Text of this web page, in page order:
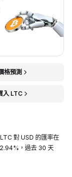
格預測
入 LTC
對 USD 的匯率在
，過去 30 天